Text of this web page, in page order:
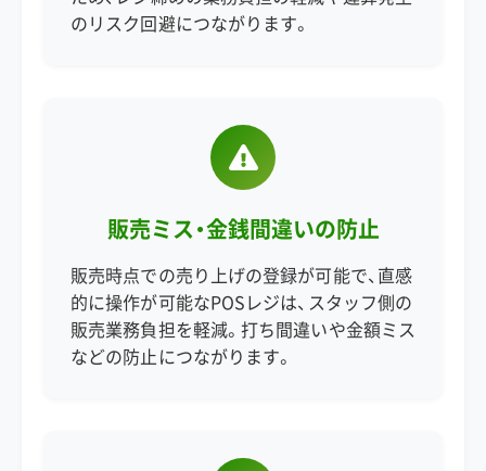
のリスク回避につながります。
販売ミス・金銭間違いの防止
販売時点での売り上げの登録が可能で、直感
的に操作が可能なPOSレジは、スタッフ側の
販売業務負担を軽減。打ち間違いや金額ミス
などの防止につながります。